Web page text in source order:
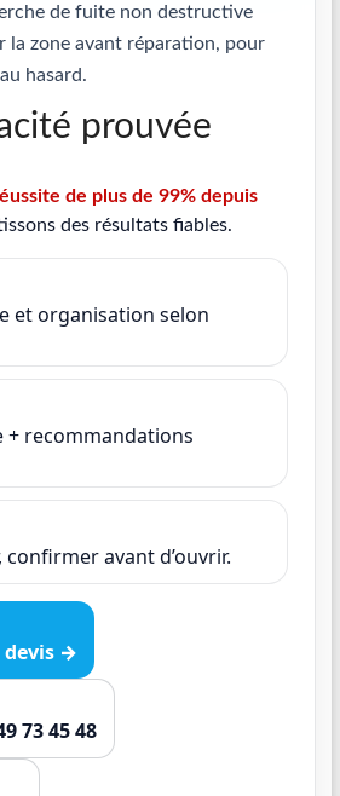
de fuite non destructive
la zone avant réparation, pour
hasard.
prouvée
de plus de 99% depuis
des résultats fiables.
et organisation selon
+ recommandations
confirmer avant d’ouvrir.
devis →
73 45 48